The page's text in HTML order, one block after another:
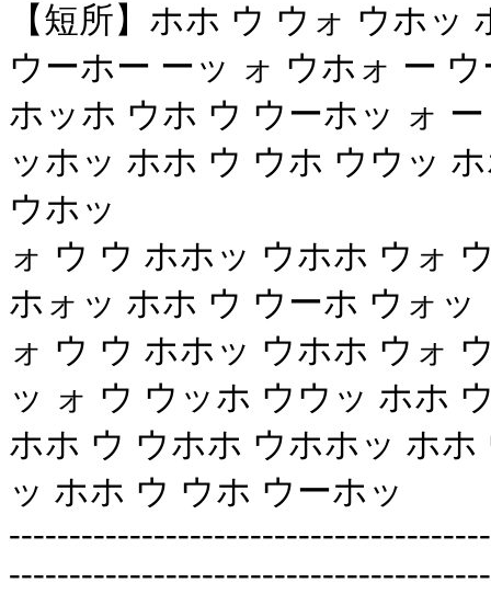
【短所】ホホ ウ ウォ ウホ
ウーホー ーッ ォ ウホォ ー
ホッホ ウホ ウ ウーホッ ォ
ッホッ ホホ ウ ウホ ウウッ
ウホッ
ォ ウ ウ ホホッ ウホホ ウォ
ホォッ ホホ ウ ウーホ ウォッ
ォ ウ ウ ホホッ ウホホ ウォ
ッ ォ ウ ウッホ ウウッ ホホ
ホホ ウ ウホホ ウホホッ ホ
ッ ホホ ウ ウホ ウーホッ